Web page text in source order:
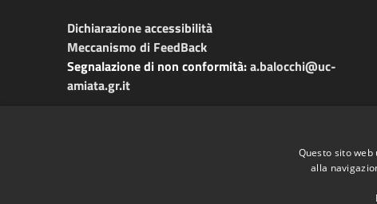
Dichiarazione accessibilità
Meccanismo di FeedBack
Segnalazione di non conformità:a.balocchi@uc-
amiata.gr.it
Questo sito
alla